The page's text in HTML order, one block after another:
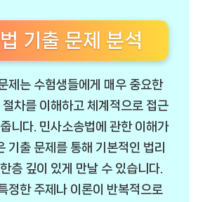
기출 문제 분석
제는 수험생들에게 매우 중요한
차를 이해하고 체계적으로 접근
니다. 민사소송법에 관한 이해가
기출 문제를 통해 기본적인 법리
층 깊이 있게 만날 수 있습니다.
정한 주제나 이론이 반복적으로